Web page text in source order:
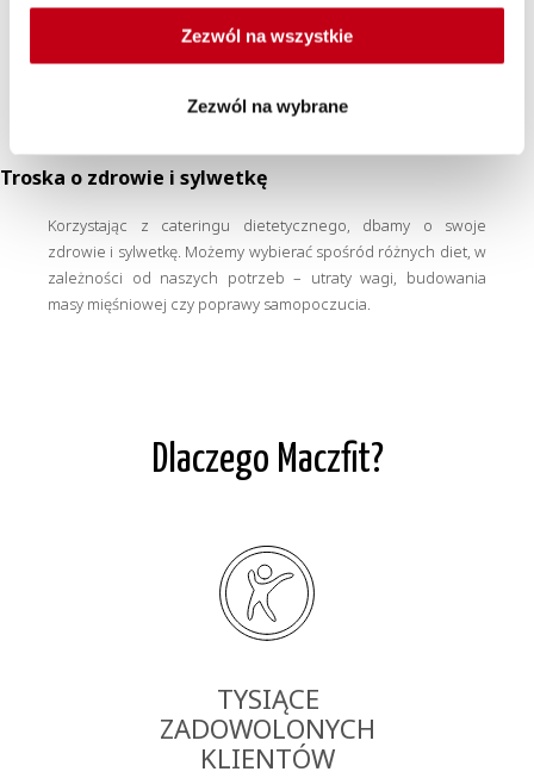
Zezwól na wszystkie
Zezwól na wybrane
Troska o zdrowie i sylwetkę
Korzystając z cateringu dietetycznego, dbamy o swoje
zdrowie i sylwetkę. Możemy wybierać spośród różnych diet, w
zależności od naszych potrzeb – utraty wagi, budowania
masy mięśniowej czy poprawy samopoczucia.
Dlaczego Maczfit?
TYSIĄCE
ZADOWOLONYCH
KLIENTÓW